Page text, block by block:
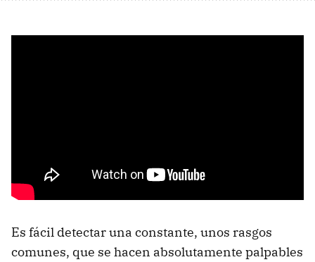
Es fácil detectar una constante, unos rasgos
comunes, que se hacen absolutamente palpables